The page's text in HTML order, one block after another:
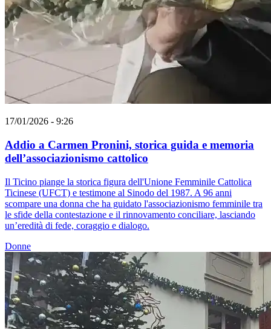
17/01/2026 - 9:26
Addio a Carmen Pronini, storica guida e memoria
dell’associazionismo cattolico
Il Ticino piange la storica figura dell'Unione Femminile Cattolica
Ticinese (UFCT) e testimone al Sinodo del 1987. A 96 anni
scompare una donna che ha guidato l'associazionismo femminile tra
le sfide della contestazione e il rinnovamento conciliare, lasciando
un’eredità di fede, coraggio e dialogo.
Donne